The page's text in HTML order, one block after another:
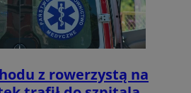
z rowerzystą na